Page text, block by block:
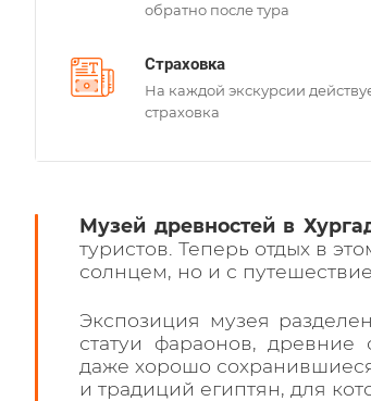
обратно после тура
Страховка
На каждой экскурсии
страховка
Музей древностей в
туристов. Теперь отдых в
солнцем, но и с
Экспозиция музея
статуи фараонов,
даже хорошо
и традиций египтян, для